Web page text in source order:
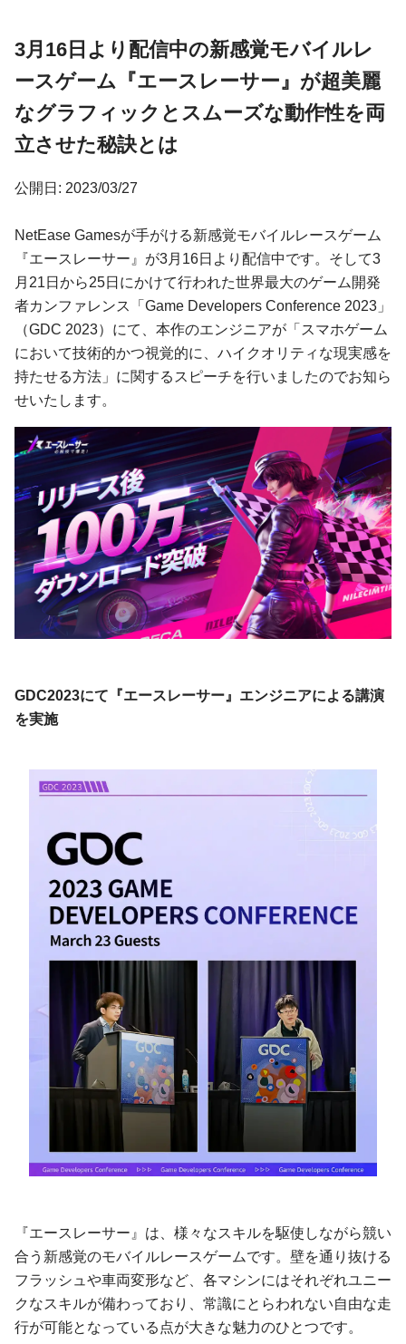
3月16日より配信中の新感覚モバイルレ
ースゲーム『エースレーサー』が超美麗
なグラフィックとスムーズな動作性を両
立させた秘訣とは
公開日: 2023/03/27
NetEase Gamesが手がける新感覚モバイルレースゲーム
『エースレーサー』が3月16日より配信中です。そして3
月21日から25日にかけて行われた世界最大のゲーム開発
者カンファレンス「Game Developers Conference 2023」
（GDC 2023）にて、本作のエンジニアが「スマホゲーム
において技術的かつ視覚的に、ハイクオリティな現実感を
持たせる方法」に関するスピーチを行いましたのでお知ら
せいたします。
GDC2023にて『エースレーサー』エンジニアによる講演
を実施
『エースレーサー』は、様々なスキルを駆使しながら競い
合う新感覚のモバイルレースゲームです。壁を通り抜ける
フラッシュや車両変形など、各マシンにはそれぞれユニー
クなスキルが備わっており、常識にとらわれない自由な走
行が可能となっている点が大きな魅力のひとつです。